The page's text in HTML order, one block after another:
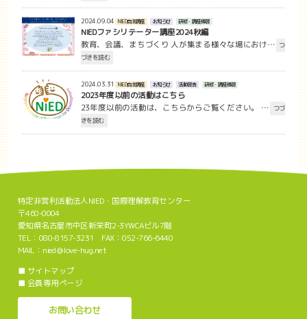
2024.09.04 NIED自主講座 お知らせ 研修・講座情報
NIEDファシリテーター講座2024秋編
教育、会議、まちづくり 人が集まる様々な場におけ… つ
づきを読む
2024.03.31 NIED自主講座 お知らせ 活動報告 研修・講座情報
2023年度以前の活動はこちら
23年度以前の活動は、こちらからご覧ください。 … つづ
きを読む
特定非営利活動法人NIED・国際理解教育センター
〒460-0004
愛知県名古屋市中区新栄町2-3YWCAビル7階
TEL：080-8157-3231 FAX：052-766-6440
MAIL：nied＠love-hug.net
■ サイトマップ
■ 会員専用ページ
お問い合わせ